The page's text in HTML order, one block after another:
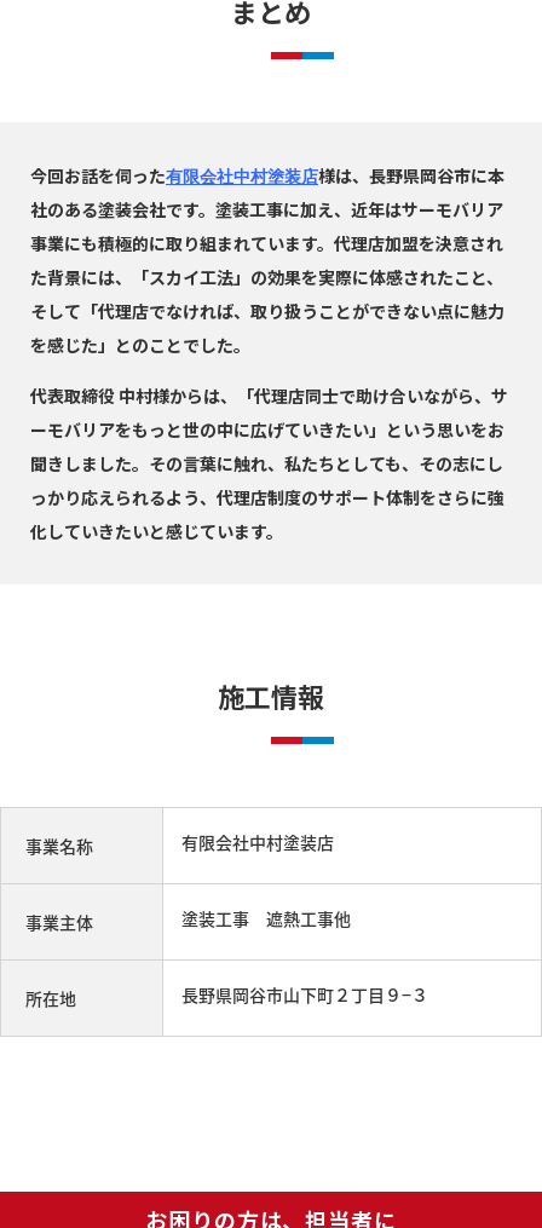
まとめ
今回お話を伺った有限会社中村塗装店様は、長野県岡谷市に本
社のある塗装会社です。塗装工事に加え、近年はサーモバリア
事業にも積極的に取り組まれています。代理店加盟を決意され
た背景には、「スカイ工法」の効果を実際に体感されたこと、
そして「代理店でなければ、取り扱うことができない点に魅力
を感じた」とのことでした。
代表取締役 中村様からは、「代理店同士で助け合いながら、サ
ーモバリアをもっと世の中に広げていきたい」という思いをお
聞きしました。その言葉に触れ、私たちとしても、その志にし
っかり応えられるよう、代理店制度のサポート体制をさらに強
化していきたいと感じています。
施工情報
事業名称 有限会社中村塗装店
事業主体 塗装⼯事 遮熱工事他
所在地 長野県岡谷市山下町２丁目９−３
お困りの方は、担当者に